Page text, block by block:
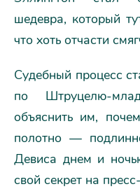
шедевра, который
что хоть отчасти
Судебный процесс
по Штруцелю-
объяснить им,
полотно —
Девиса днем и
свой секрет на